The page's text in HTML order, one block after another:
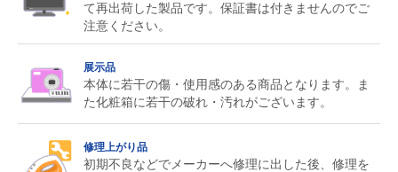
て再出荷した製品です。保証書は付きませんのでご
注意ください。
展示品
本体に若干の傷・使用感のある商品となります。ま
た化粧箱に若干の破れ・汚れがございます。
修理上がり品
初期不良などでメーカーへ修理に出した後、修理を